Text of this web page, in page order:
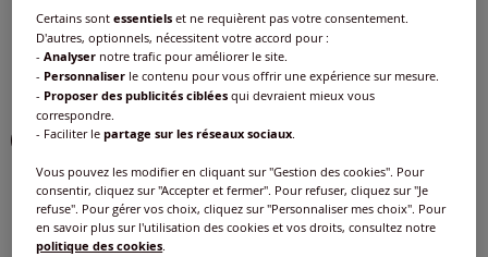
Choisir une couleur :
Modèle :
Taille standard
Certains sontessentiels et ne requièrent pas votre consentement.
D'autres, optionnels, nécessitent votre accord pour :
-Analyser notre trafic pour améliorer le site.
- Personnaliser le contenu pour vous offrir une expérience sur mesure.
- Proposer des publicités ciblées qui devraient mieux vous
correspondre.
- Faciliter lepartage sur les réseaux sociaux.
Vous pouvez les modifier en cliquant sur "Gestion des cookies". Pour
consentir, cliquez sur "Accepter et fermer". Pour refuser, cliquez sur "Je
refuse". Pour gérer vos choix, cliquez sur "Personnaliser mes choix". Pour
en savoir plus sur l'utilisation des cookies et vos droits, consultez notre
politique des cookies.